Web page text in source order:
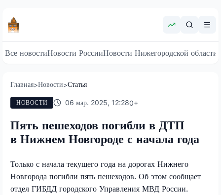
Все новостиНовости РоссииНовости Нижегородской области
Главная>Новости>Статья
НОВОСТИ 06 мар. 2025, 12:280+
Пять пешеходов погибли в ДТП
в Нижнем Новгороде с начала года
Только с начала текущего года на дорогах Нижнего
Новгорода погибли пять пешеходов. Об этом сообщает
отдел ГИБДД городского Управления МВД России.